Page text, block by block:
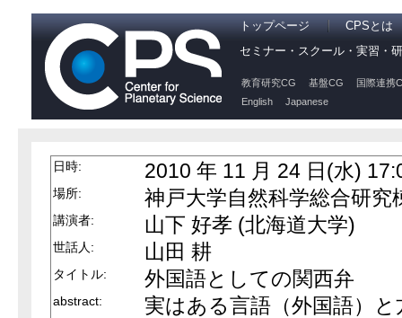
トップページ
CPSとは
セミナー・スクール・実習・
教育研究CG 基盤CG
国際連携
English
Japanese
日時: 2010 年 11 月 24 日(水)
場所: 神戸大学自然科学総合研究
講演者: 山下 好孝 (北海道大学)
世話人: 山田 耕
タイトル: 外国語としての関西弁
abstract:
実はある言語（外国語）